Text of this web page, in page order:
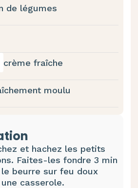
de légumes
crème fraîche
moulu
et hachez les petits
Faites-les fondre 3 min
le beurre sur feu doux
casserole.